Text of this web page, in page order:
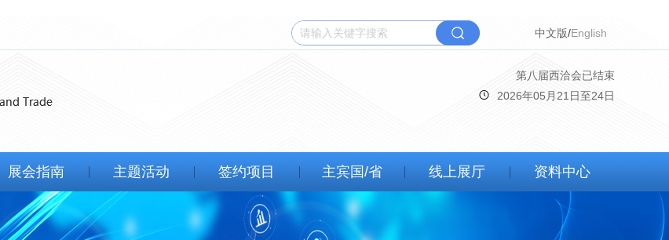
中文版/English
第八 届西洽会已结束
2026年05月21日至24日
展会指南
展馆规划
主题活动 签约项目
第八届西洽会
主宾国/省
第八届西洽会
线上展厅 资料中心
精彩视频